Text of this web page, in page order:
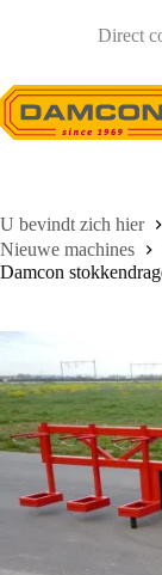
Direct
Nieuwe machines
Damcon